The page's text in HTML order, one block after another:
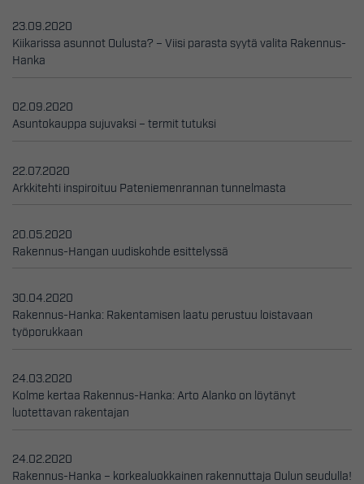
23.09.2020
Kiikarissa asunnot Oulusta? – Viisi parasta syytä valita Rakennus-
Hanka
02.09.2020
Asuntokauppa sujuvaksi – termit tutuksi
22.07.2020
Arkkitehti inspiroituu Pateniemenrannan tunnelmasta
20.05.2020
Rakennus-Hangan uudiskohde esittelyssä
30.04.2020
Rakennus-Hanka: Rakentamisen laatu perustuu loistavaan
työporukkaan
24.03.2020
Kolme kertaa Rakennus-Hanka: Arto Alanko on löytänyt
luotettavan rakentajan
24.02.2020
Rakennus-Hanka – korkealuokkainen rakennuttaja Oulun seudulla!